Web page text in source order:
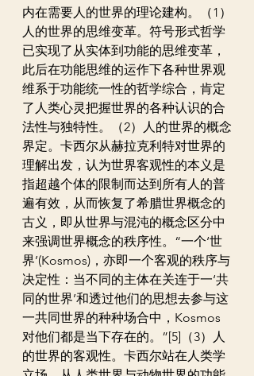
内在需要人的世界的理论建构。（1）
人的世界的思维变革。符号形式哲学
已实现了从实体到功能的思维变革，
此后在功能思维的运作下各种世界观
维系于功能统一性的哲学综合，肯定
了人类心灵把握世界的各种认识的合
法性与独特性。（2）人的世界的概念
界定。卡西尔从赫拉克利特对世界的
理解出发，认为世界客观性的本义是
指超越个体的限制而达到所有人的普
遍有效，从而恢复了希腊世界概念的
古义，即从世界与混沌的概念区分中
来强调世界概念的秩序性。“一个‘世
界’(Kosmos)，亦即一个客观的秩序与
决定性：当不同的主体在关连于一‘共
同的世界’和透过他们的思想去参与这
一共同世界的种种场合中，Kosmos
对他们都是当下存在的。”[5]（3）人
的世界的客观性。卡西尔站在人类学